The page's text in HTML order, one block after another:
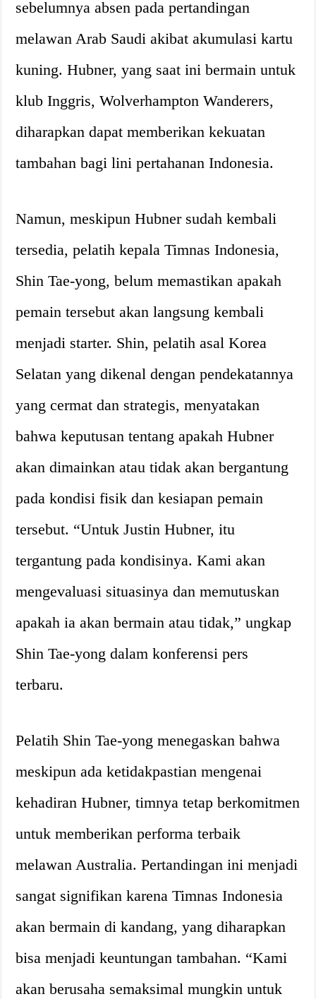
sebelumnya absen pada pertandingan
melawan Arab Saudi akibat akumulasi kartu
kuning. Hubner, yang saat ini bermain untuk
klub Inggris, Wolverhampton Wanderers,
diharapkan dapat memberikan kekuatan
tambahan bagi lini pertahanan Indonesia.
Namun, meskipun Hubner sudah kembali
tersedia, pelatih kepala Timnas Indonesia,
Shin Tae-yong, belum memastikan apakah
pemain tersebut akan langsung kembali
menjadi starter. Shin, pelatih asal Korea
Selatan yang dikenal dengan pendekatannya
yang cermat dan strategis, menyatakan
bahwa keputusan tentang apakah Hubner
akan dimainkan atau tidak akan bergantung
pada kondisi fisik dan kesiapan pemain
tersebut. “Untuk Justin Hubner, itu
tergantung pada kondisinya. Kami akan
mengevaluasi situasinya dan memutuskan
apakah ia akan bermain atau tidak,” ungkap
Shin Tae-yong dalam konferensi pers
terbaru.
Pelatih Shin Tae-yong menegaskan bahwa
meskipun ada ketidakpastian mengenai
kehadiran Hubner, timnya tetap berkomitmen
untuk memberikan performa terbaik
melawan Australia. Pertandingan ini menjadi
sangat signifikan karena Timnas Indonesia
akan bermain di kandang, yang diharapkan
bisa menjadi keuntungan tambahan. “Kami
akan berusaha semaksimal mungkin untuk